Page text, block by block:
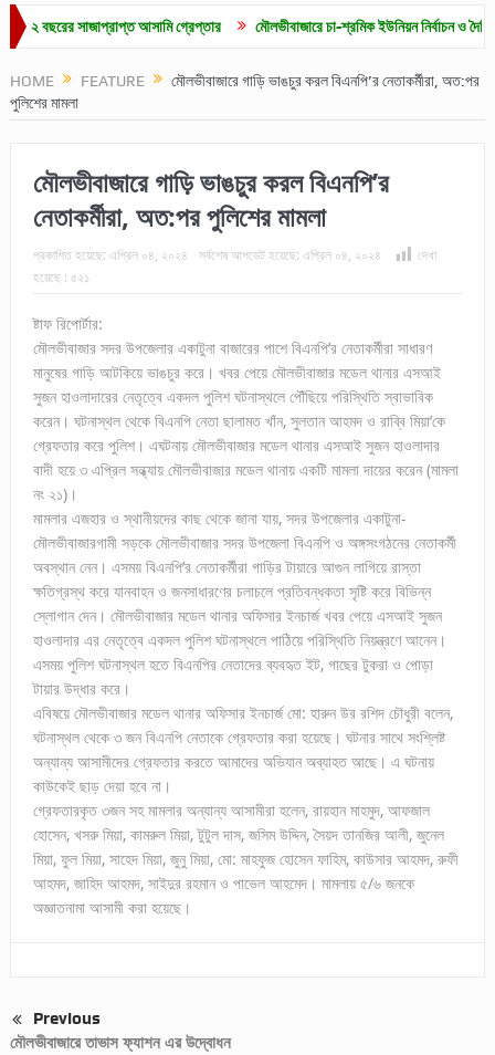
বছরের সাজাপ্রাপ্ত আসামি গ্রেপ্তার মৌলভীবাজারে চা-শ্রমিক ইউনিয়ন নির্বাচন ও দৈনিক ৫০০
HOME FEATURE
মৌলভীবাজারে গাড়ি ভাঙচুর করল বিএনপি’র নেতাকর্মীরা, অত:পর
পুলিশের মামলা
মৌলভীবাজারে গাড়ি ভাঙচুর করল বিএনপি’র
নেতাকর্মীরা, অত:পর পুলিশের মামলা
প্রকাশিত হয়েছে: এপ্রিল ০৪, ২০২৪ সর্বশেষ আপডেট হয়েছে: এপ্রিল ০৪, ২০২৪
দেখা
হয়েছে : ৫২১
ষ্টাফ রিপোর্টার:
মৌলভীবাজার সদর উপজেলার একাটুনা বাজারের পাশে বিএনপি’র নেতাকর্মীরা সাধারণ
মানুষের গাড়ি আটকিয়ে ভাঙচুর করে। খবর পেয়ে মৌলভীবাজার মডেল থানার এসআই
সুজন হাওলাদারের নেতৃত্বে একদল পুলিশ ঘটনাস্থলে পৌঁছিয়ে পরিস্থিতি স্বাভাবিক
করেন। ঘটনাস্থল থেকে বিএনপি নেতা ছালামত খাঁন, সুলতান আহমদ ও রাব্বি মিয়া’কে
গ্রেফতার করে পুলিশ। এঘটনায় মৌলভীবাজার মডেল থানার এসআই সুজন হাওলাদার
বাদী হয়ে ৩ এপ্রিল সন্ধ্যায় মৌলভীবাজার মডেল থানায় একটি মামলা দায়ের করেন (মামলা
নং ২১)।
মামলার এজহার ও স্থানীয়দের কাছ থেকে জানা যায়, সদর উপজেলার একাটুনা-
মৌলভীবাজারগামী সড়কে মৌলভীবাজার সদর উপজেলা বিএনপি ও অঙ্গসংগঠনের নেতাকর্মী
অবস্থান নেন। এসময় বিএনপি’র নেতাকর্মীরা গাড়ির টায়ারে আগুন লাগিয়ে রাস্তা
ক্ষতিগ্রস্থ করে যানবাহন ও জনসাধারণের চলাচলে প্রতিবন্ধকতা সৃষ্টি করে বিভিন্ন
স্লোগান দেন। মৌলভীবাজার মডেল থানার অফিসার ইনচার্জ খবর পেয়ে এসআই সুজন
হাওলাদার এর নেতৃত্বে একদল পুলিশ ঘটনাস্থলে পাঠিয়ে পরিস্থিতি নিয়ন্ত্রণে আনেন।
এসময় পুলিশ ঘটনাস্থল হতে বিএনপির নেতাদের ব্যবহৃত ইট, গাছের টুকরা ও পোড়া
টায়ার উদ্ধার করে।
এবিষয়ে মৌলভীবাজার মডেল থানার অফিসার ইনচার্জ মো: হারুন উর রশিদ চৌধুরী বলেন,
ঘটনাস্থল থেকে ৩ জন বিএনপি নেতাকে গ্রেফতার করা হয়েছে। ঘটনার সাথে সংশ্লিষ্ট
অন্যান্য আসামীদের গ্রেফতার করতে আমাদের অভিযান অব্যাহত আছে। এ ঘটনায়
কাউকেই ছাড় দেয়া হবে না।
গ্রেফতারকৃত ৩জন সহ মামলার অন্যান্য আসামীরা হলেন, রায়হান মাহমুদ, আফজাল
হোসেন, খসরু মিয়া, কামরুল মিয়া, টুটুল দাস, জসিম উদ্দিন, সৈয়দ তানজির আলী, জুনেল
মিয়া, ফুল মিয়া, সাহেদ মিয়া, জুনু মিয়া, মো: মাহফুজ হোসেন ফাহিম, কাউসার আহমদ, রুফী
আহমদ, জাহিদ আহমদ, সাইদুর রহমান ও পাভেল আহমেদ। মামলায় ৫/৬ জনকে
অজ্ঞাতনামা আসামী করা হয়েছে।
Previous
মৌলভীবাজারে তাভাস ফ্যাশন এর উদ্বোধন